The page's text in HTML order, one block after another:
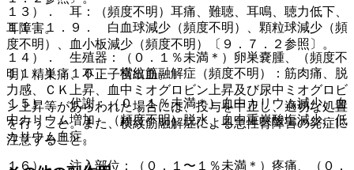
１３）． 耳：（頻度不明）耳痛、難聴、耳鳴、聴力低下、
耳障害。
１４）． 生殖器：（０．１％未満＊）卵巣嚢腫、（頻度不
明）精巣痛、不正子宮出血。
１５）． 代謝：（０．１％未満＊）血中カリウム減少、血
中カリウム増加、（頻度不明）脱水、血中重炭酸塩減少、低
カリウム血症。
１６）． 注入部位：（０．１〜１％未満＊）疼痛、（０．
１１．１．９． 白血球減少（頻度不明）、顆粒球減少（頻
度不明）、血小板減少（頻度不明）〔９．７．２参照〕。
１１．１．１０． 横紋筋融解症（頻度不明）：筋肉痛、脱
力感、ＣＫ上昇、血中ミオグロビン上昇及び尿中ミオグロビ
ン上昇等があらわれた場合には、投与を中止し、適切な処置
を行うこと。また、横紋筋融解症による急性腎障害の発症に
注意すること。